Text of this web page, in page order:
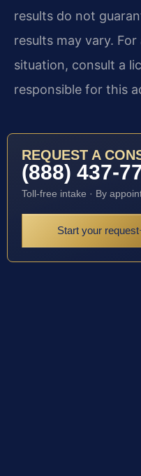
results do not
results may vary.
situation, consult a
responsible for this
REQUEST A
(888) 437-
Toll-free intake · By
Start your request